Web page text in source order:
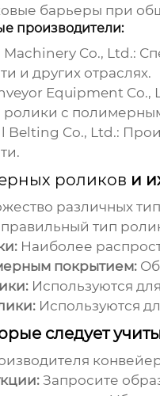
барьеры при
производители:
Co., Ltd.:
и других отраслях.
Equipment Co.,
ролики с
Belting Co., Ltd.:
роликов и
различных
тип
Наиболее
покрытием:
Используются
Используются
следует
Запросите